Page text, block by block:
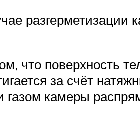
что поверхность
за счёт
камеры